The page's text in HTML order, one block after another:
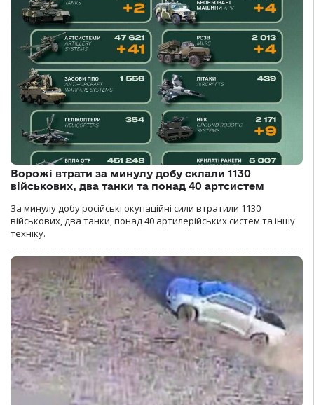
Ворожі втрати за минулу добу склали 1130
військових, два танки та понад 40 артсистем
За минулу добу російські окупаційні сили втратили 1130
військових, два танки, понад 40 артилерійських систем та іншу
техніку.